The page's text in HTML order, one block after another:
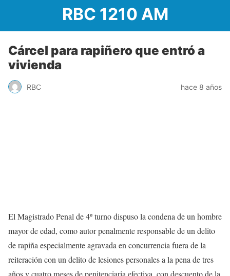
RBC 1210 AM
Cárcel para rapiñero que entró a
vivienda
RBC hace 8 años
El Magistrado Penal de 4º turno dispuso la condena de un hombre
mayor de edad, como autor penalmente responsable de un delito
de rapiña especialmente agravada en concurrencia fuera de la
reiteración con un delito de lesiones personales a la pena de tres
años y cuatro meses de penitenciaria efectiva, con descuento de la